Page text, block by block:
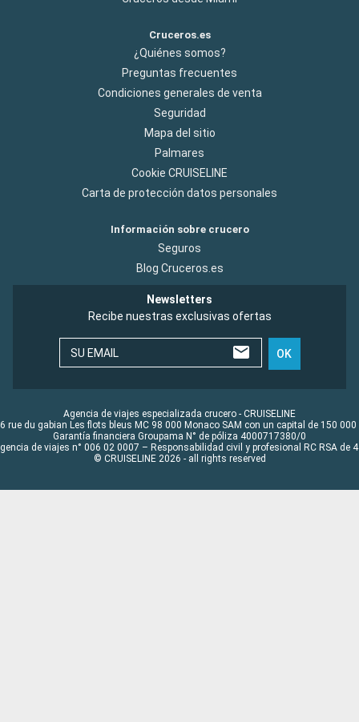
Cruceros.es
¿Quiénes somos?
Preguntas frecuentes
Condiciones generales de venta
Seguridad
Mapa del sitio
Palmares
Cookie CRUISELINE
Carta de protección datos personales
Información sobre crucero
Seguros
Blog Cruceros.es
Newsletters
Recibe nuestras exclusivas ofertas
SU EMAIL OK
Agencia de viajes especializada crucero - CRUISELINE
rue du gabian Les flots bleus MC 98 000 Monaco SAM con un capital de 150 000
Garantía financiera Groupama N° de póliza 4000717380/0
de viajes n° 006 02 0007 – Responsabilidad civil y profesional RC RSA de
© CRUISELINE 2026 - all rights reserved